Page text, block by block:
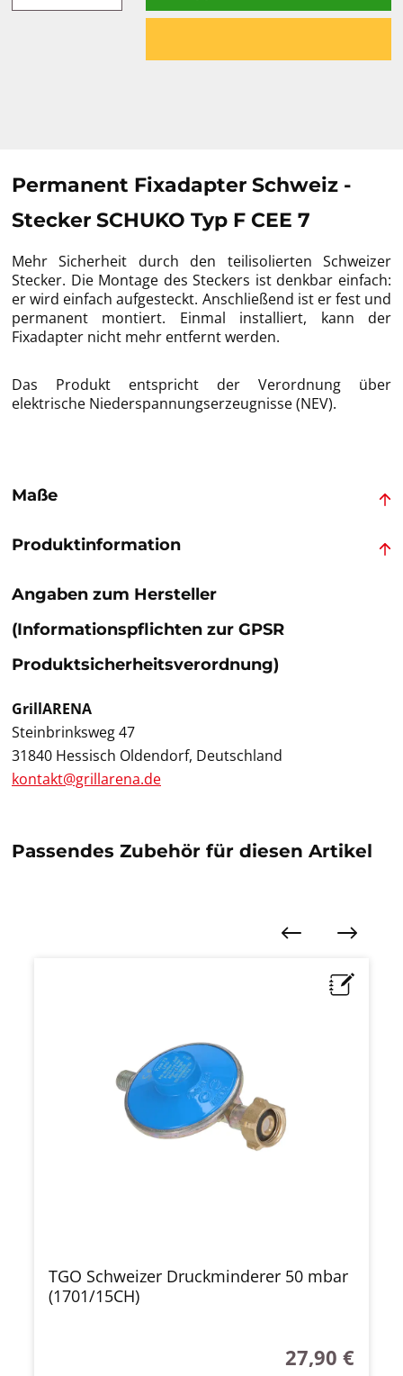
Permanent Fixadapter Schweiz -
Stecker SCHUKO Typ F CEE 7
Mehr Sicherheit durch den teilisolierten Schweizer
Stecker. Die Montage des Steckers ist denkbar einfach:
er wird einfach aufgesteckt. Anschließend ist er fest und
permanent montiert. Einmal installiert, kann der
Fixadapter nicht mehr entfernt werden.
Das Produkt entspricht der Verordnung über
elektrische Niederspannungserzeugnisse (NEV).
Maße
Produktinformation
Angaben zum Hersteller
(Informationspflichten zur GPSR
Produktsicherheitsverordnung)
GrillARENA
Steinbrinksweg 47
31840 Hessisch Oldendorf, Deutschland
kontakt@grillarena.de
Passendes Zubehör für diesen Artikel
TGO Schweizer Druckminderer 50 mbar
(1701/15CH)
Regulärer Preis:
27,90 €